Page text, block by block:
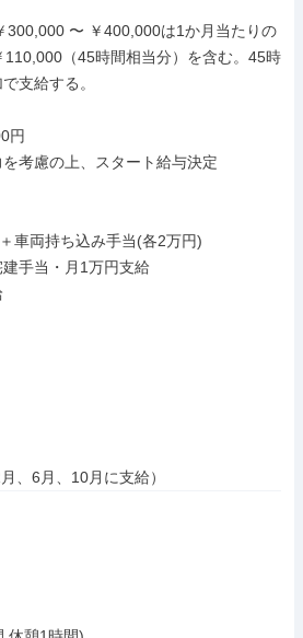
300,000 〜 ￥400,000は1か月当たりの
110,000（45時間相当分）を含む。45時
支給する。
円
考慮の上、スタート給与決定
車両持ち込み手当(各2万円)
手当・月1万円支給
、6月、10月に支給）